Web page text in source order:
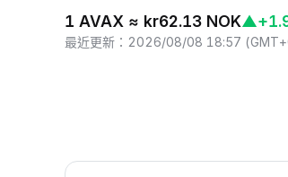
1 AVAX ≈ kr62.13 NOK▲
最近更新 ： 2026/08/08 18:57 (